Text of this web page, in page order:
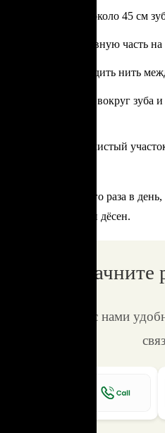
использовать около 45 см
намотать основную часть
аккуратно вводить нить
обводить нить вокруг зуба
использовать чистый
Достаточно одного раза в
состояние зубов и дёсен.
Начните
Свяжитесь с нами